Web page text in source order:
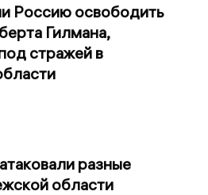
Россию освободить
Гилмана,
стражей в
разные
области